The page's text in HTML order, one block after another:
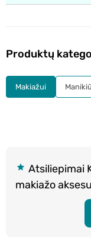
Atsiliepimai
makiažo
Produktų
Makiažui